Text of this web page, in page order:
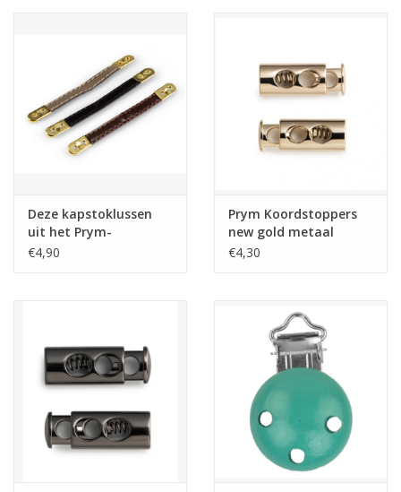
Deze kapstoklussen
uit het Prym-
assortiment zijn
zilverkleurige ketting.
Beide varianten zijn
extreem stabiel en
scheurvast. Deze
ophanglussen van
synthetisch leer
€4,90
Prym Koordstoppers
new gold metaal
€4,30